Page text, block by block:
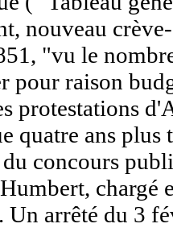
nouveau
"vu le
pour raison
protestations
quatre ans plus
concours
chargé
Un arrêté du 3